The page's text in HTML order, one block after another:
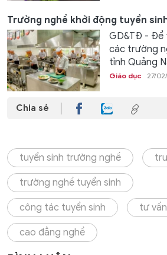
Trường nghề khởi động tuyển
GD&TĐ - Để
các trường
tỉnh Quảng
Giáo dục 27/
Chia sẻ
tuyển sinh trường nghề
trường nghề tuyển sinh
công tác tuyển sinh tư
cao đẳng nghề